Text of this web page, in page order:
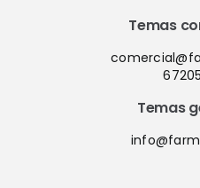
Temas
Temas